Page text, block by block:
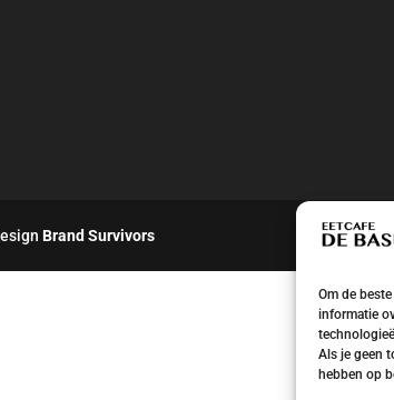
Om de
informatie
Als je geen
hebben op
Brand Survivors